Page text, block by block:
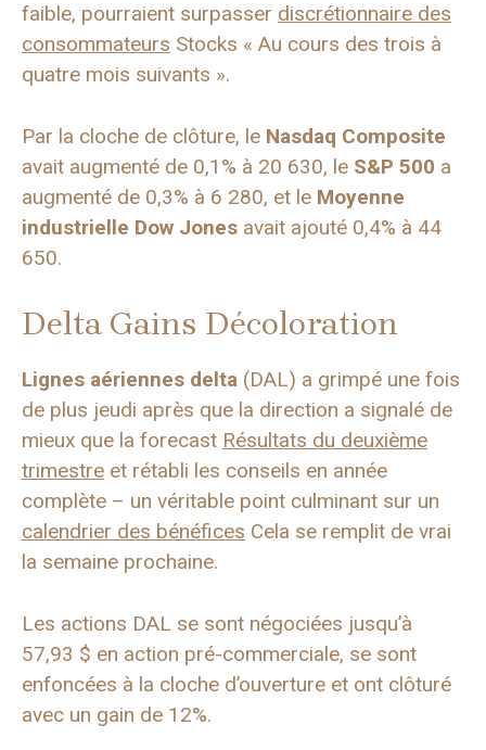
faible, pourraient surpasser discrétionnaire des
consommateurs Stocks « Au cours des trois à
quatre mois suivants ».
Par la cloche de clôture, le Nasdaq Composite
avait augmenté de 0,1% à 20 630, le S&P 500 a
augmenté de 0,3% à 6 280, et le Moyenne
industrielle Dow Jones avait ajouté 0,4% à 44
650.
Delta Gains Décoloration
Lignes aériennes delta (DAL) a grimpé une fois
de plus jeudi après que la direction a signalé de
mieux que la forecast Résultats du deuxième
trimestre et rétabli les conseils en année
complète – un véritable point culminant sur un
calendrier des bénéfices Cela se remplit de vrai
la semaine prochaine.
Les actions DAL se sont négociées jusqu’à
57,93 $ en action pré-commerciale, se sont
enfoncées à la cloche d’ouverture et ont clôturé
avec un gain de 12%.